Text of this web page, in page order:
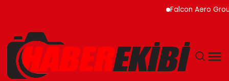
Falcon Aero Group,